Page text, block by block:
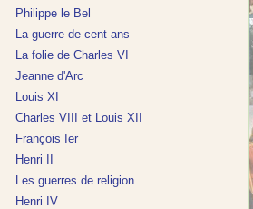
Philippe le Bel
La guerre de cent ans
La folie de Charles VI
Jeanne d'Arc
Louis XI
Charles VIII et Louis XII
François Ier
Henri II
Les guerres de religion
Henri IV